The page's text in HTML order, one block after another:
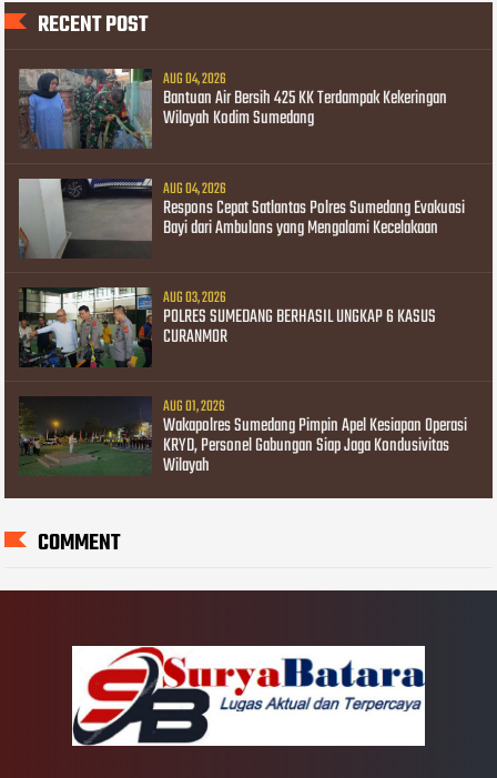
RECENT POST
AUG 04, 2026
Bantuan Air Bersih 425 KK Terdampak Kekeringan
Wilayah Kodim Sumedang
AUG 04, 2026
Respons Cepat Satlantas Polres Sumedang Evakuasi
Bayi dari Ambulans yang Mengalami Kecelakaan
AUG 03, 2026
POLRES SUMEDANG BERHASIL UNGKAP 6 KASUS
CURANMOR
AUG 01, 2026
Wakapolres Sumedang Pimpin Apel Kesiapan Operasi
KRYD, Personel Gabungan Siap Jaga Kondusivitas
Wilayah
COMMENT